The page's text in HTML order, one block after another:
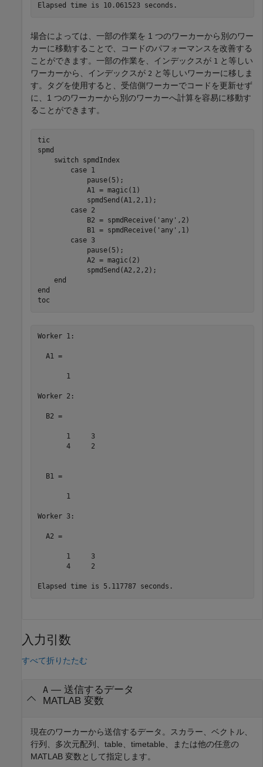
Elapsed time is 10.061523 seconds.
場合によっては、一部の作業を 1 つのワーカーから別のワー
カーに移動することで、コードのパフォーマンスを改善する
ことができます。一部の作業を、インデックスが 1 と等しい
ワーカーから、インデックスが 2 と等しいワーカーに移しま
す。タグを使用すると、受信側ワーカーでコードを更新せず
に、1 つのワーカーから別のワーカーへ計算を容易に移動す
ることができます。
spmd
switch spmdIndex
case 1
            pause(5);
            A1 = magic(1)
            spmdSend(A1,2,1);
case 2
            B2 = spmdReceive(
'any' ,2)
            B1 = spmdReceive(
'any' ,1)
case 3
            pause(5);
            A2 = magic(2)
            spmdSend(A2,2,2);
end
end
toc
Worker 1:
  A1 =
       1
Worker 2:
  B2 =
       1     3
       4     2
  B1 =
       1
Worker 3:
  A2 =
       1     3
       4     2
Elapsed time is 5.117787 seconds.
入力引数
すべて折りたたむ
A— 送信するデータ
MATLAB 変数
現在のワーカーから送信するデータ。スカラー、ベクトル、
行列、多次元配列、table、timetable、または他の任意の
MATLAB 変数として指定します。